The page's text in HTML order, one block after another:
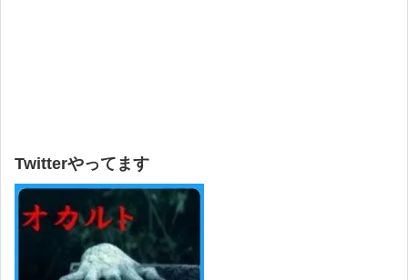
Twitterやってます